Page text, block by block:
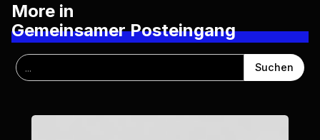
More in
Gemeinsamer Posteingang